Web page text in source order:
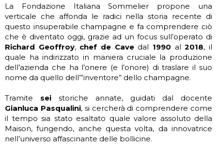
La Fondazione Italiana Sommelier propone una
verticale che affonda le radici nella storia recente di
questo insuperabile champagne e fa comprendere ciò
che è diventato oggi, grazie ad un focus sull’operato di
Richard Geoffroy, chef de Cavedal 1990 al2018, il
quale ha indirizzato in maniera cruciale la produzione
dell’azienda che ha l’onere (e l’onore) di traslare il suo
nome da quello dell’”inventore” dello champagne.
Tramite sei storiche annate, guidati dal docente
Gianluca Pasqualini, si cercherà di comprendere come
il tempo sia stato esaltato quale valore assoluto della
Maison, fungendo, anche questa volta, da innovatrice
nell’universo affascinante delle bollicine.